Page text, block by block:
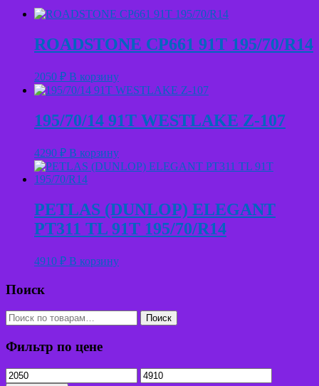
ROADSTONE CP661 91T 195/70/R14
2050 ₽ В корзину
195/70/14 91T WESTLAKE Z-107
4290 ₽ В корзину
PETLAS (DUNLOP) ELEGANT
PT311 TL 91T 195/70/R14
4910 ₽ В корзину
Поиск
Искать: Поиск
Фильтр по цене
Минимальная
Максимальная